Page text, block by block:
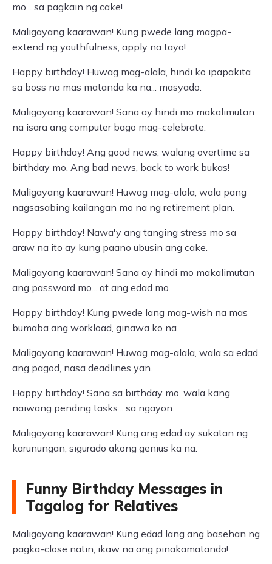
mo... sa pagkain ng cake!
Maligayang kaarawan! Kung pwede lang magpa-
extend ng youthfulness, apply na tayo!
Happy birthday! Huwag mag-alala, hindi ko ipapakita
sa boss na mas matanda ka na... masyado.
Maligayang kaarawan! Sana ay hindi mo makalimutan
na isara ang computer bago mag-celebrate.
Happy birthday! Ang good news, walang overtime sa
birthday mo. Ang bad news, back to work bukas!
Maligayang kaarawan! Huwag mag-alala, wala pang
nagsasabing kailangan mo na ng retirement plan.
Happy birthday! Nawa'y ang tanging stress mo sa
araw na ito ay kung paano ubusin ang cake.
Maligayang kaarawan! Sana ay hindi mo makalimutan
ang password mo... at ang edad mo.
Happy birthday! Kung pwede lang mag-wish na mas
bumaba ang workload, ginawa ko na.
Maligayang kaarawan! Huwag mag-alala, wala sa edad
ang pagod, nasa deadlines yan.
Happy birthday! Sana sa birthday mo, wala kang
naiwang pending tasks... sa ngayon.
Maligayang kaarawan! Kung ang edad ay sukatan ng
karunungan, sigurado akong genius ka na.
Funny Birthday Messages in
Tagalog for Relatives
Maligayang kaarawan! Kung edad lang ang basehan ng
pagka-close natin, ikaw na ang pinakamatanda!